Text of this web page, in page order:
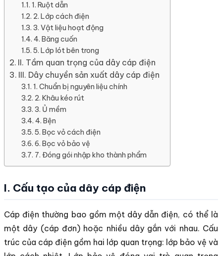
1. Ruột dẫn
2. Lớp cách điện
3. Vật liệu hoạt động
4. Băng cuốn
5. Lớp lót bên trong
II. Tầm quan trọng của dây cáp điện
III. Dây chuyền sản xuất dây cáp điện
1. Chuẩn bị nguyên liệu chính
2. Khâu kéo rút
3. Ủ mềm
4. Bện
5. Bọc vỏ cách điện
6. Bọc vỏ bảo vệ
7. Đóng gói nhập kho thành phẩm
I. Cấu tạo của dây cáp điện
Cáp điện thường bao gồm một dây dẫn điện, có thể là
một dây (cáp đơn) hoặc nhiều dây gắn với nhau. Cấu
trúc của cáp điện gồm hai lớp quan trọng: lớp bảo vệ và